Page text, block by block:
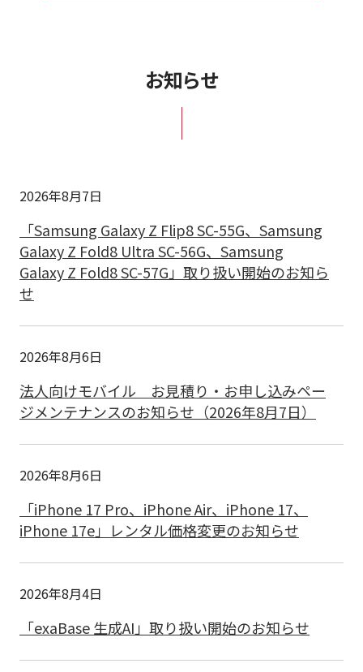
お知らせ
2026年8月7日
「Samsung Galaxy Z Flip8 SC-55G、Samsung
Galaxy Z Fold8 Ultra SC-56G、Samsung
Galaxy Z Fold8 SC-57G」取り扱い開始のお知ら
せ
2026年8月6日
法人向けモバイル お見積り・お申し込みペー
ジメンテナンスのお知らせ（2026年8月7日）
2026年8月6日
「iPhone 17 Pro、iPhone Air、iPhone 17、
iPhone 17e」レンタル価格変更のお知らせ
2026年8月4日
「exaBase 生成AI」取り扱い開始のお知らせ